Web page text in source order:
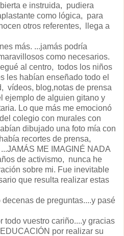
e instruida, pudiera
como lógica, para
otros referentes, llega a
más. ...jamás podría
como necesarios.
al centro, todos los niños
les habían enseñado todo el
vídeos, blog,notas de prensa
ejemplo de alguien gitano y
Lo que más me emocionó
colegio con murales con
dibujado una foto mía con
recortes de prensa,
ME IMAGINÉ NADA
de activismo, nunca he
sobre mi. Fue inevitable
que resulta realizar estas
de preguntas....y pasé
todo vuestro cariño....y gracias
por realizar su